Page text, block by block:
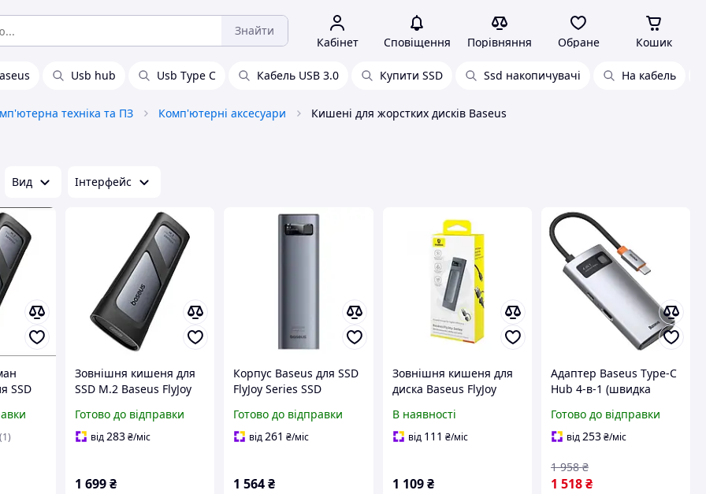
Знайти
Кабінет Сповіщення Порівняння Обране Кошик
Usb hub Usb Type C Кабель USB 3.0 Купити SSD Ssd накопичувачі На кабель
техніка та ПЗ Комп'ютерні аксесуари Кишені для жорстких дисків Baseus
Вид Інтерфейс
SSD
(1)
Зовнішня кишеня для
SSD M.2 Baseus FlyJoy
10 Gbps, Metal). Gray
Готово до відправки
від283₴/міс
1 699₴
Корпус Baseus для SSD
FlyJoy Series SSD
NVMe and SATA)
B00760600811-02 Grey
Готово до відправки
від261 ₴/міс
1 564₴
Зовнішня кишеня для
диска Baseus FlyJoy
Gray (B00760600811-02)
В наявності
від 111 ₴/міс
1 109 ₴
Адаптер Baseus Type-C
Hub 4-в-1 (швидка
HDMI 4K 30 Гц + USB 2.0
+ USB 3.0)
Готово до відправки
від253₴/міс
1 518₴
1 958 ₴